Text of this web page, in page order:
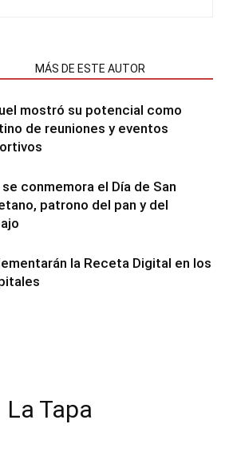
MÁS DE ESTE AUTOR
mostró su potencial como
de reuniones y eventos
se conmemora el Día de San
patrono del pan y del
la Receta Digital en los
La Tapa